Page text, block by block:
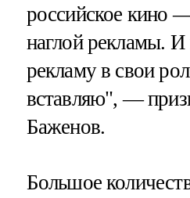
российское кино
наглой рекламы.
рекламу в свои
вставляю", —
Баженов.
Большое